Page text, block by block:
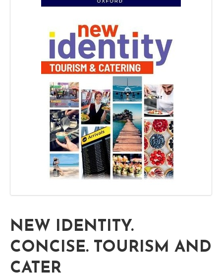
CONTATTI
NEW IDENTITY.
CONCISE. TOURISM AND
CATER